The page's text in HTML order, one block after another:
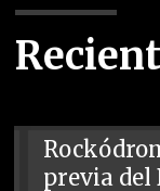
previa del